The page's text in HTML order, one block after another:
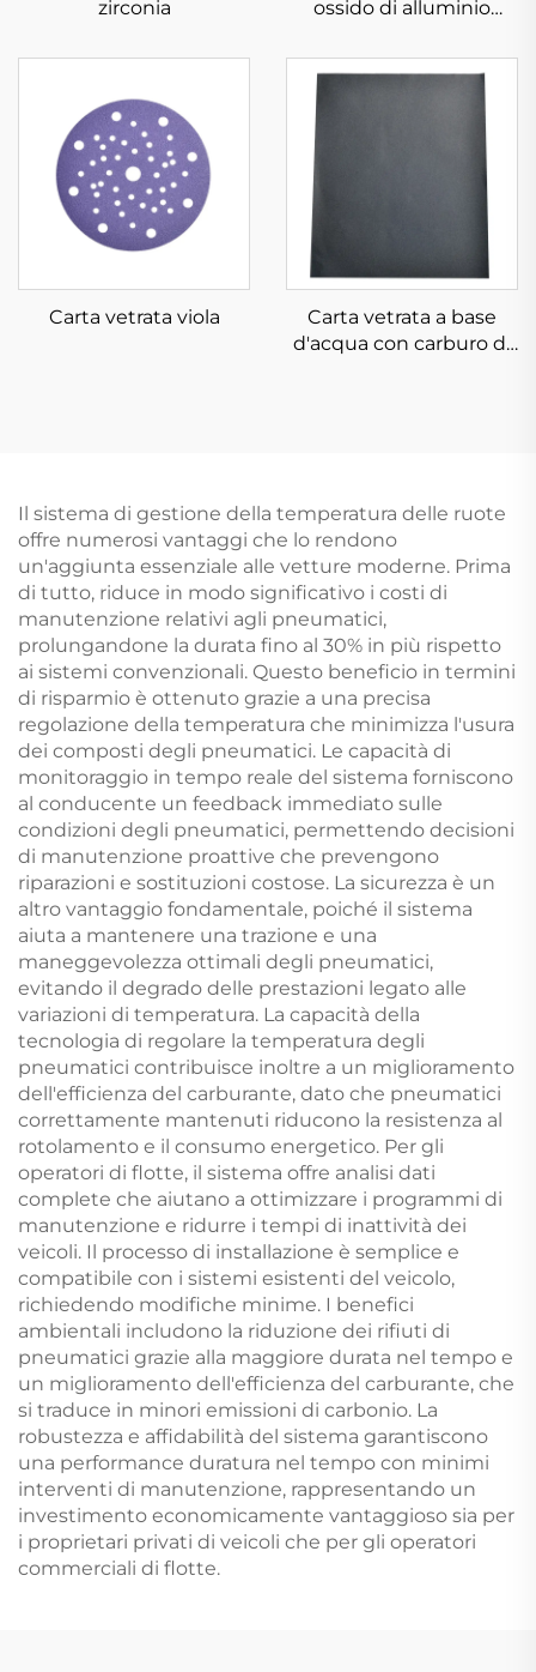
zirconia
ossido di alluminio
Carta vetrata viola
Carta vetrata a base
d'acqua con carburo di
Il sistema di gestione della temperatura delle ruote
offre numerosi vantaggi che lo rendono
un'aggiunta essenziale alle vetture moderne. Prima
di tutto, riduce in modo significativo i costi di
manutenzione relativi agli pneumatici,
prolungandone la durata fino al 30% in più rispetto
ai sistemi convenzionali. Questo beneficio in termini
di risparmio è ottenuto grazie a una precisa
regolazione della temperatura che minimizza l'usura
dei composti degli pneumatici. Le capacità di
monitoraggio in tempo reale del sistema forniscono
al conducente un feedback immediato sulle
condizioni degli pneumatici, permettendo decisioni
di manutenzione proattive che prevengono
riparazioni e sostituzioni costose. La sicurezza è un
altro vantaggio fondamentale, poiché il sistema
aiuta a mantenere una trazione e una
maneggevolezza ottimali degli pneumatici,
evitando il degrado delle prestazioni legato alle
variazioni di temperatura. La capacità della
tecnologia di regolare la temperatura degli
pneumatici contribuisce inoltre a un miglioramento
dell'efficienza del carburante, dato che pneumatici
correttamente mantenuti riducono la resistenza al
rotolamento e il consumo energetico. Per gli
operatori di flotte, il sistema offre analisi dati
complete che aiutano a ottimizzare i programmi di
manutenzione e ridurre i tempi di inattività dei
veicoli. Il processo di installazione è semplice e
compatibile con i sistemi esistenti del veicolo,
richiedendo modifiche minime. I benefici
ambientali includono la riduzione dei rifiuti di
pneumatici grazie alla maggiore durata nel tempo e
un miglioramento dell'efficienza del carburante, che
si traduce in minori emissioni di carbonio. La
robustezza e affidabilità del sistema garantiscono
una performance duratura nel tempo con minimi
interventi di manutenzione, rappresentando un
investimento economicamente vantaggioso sia per
i proprietari privati di veicoli che per gli operatori
commerciali di flotte.